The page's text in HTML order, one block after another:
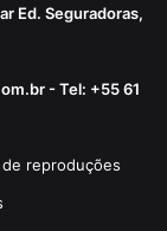
Ed. Seguradoras,
- Tel: +55 61
reproduções